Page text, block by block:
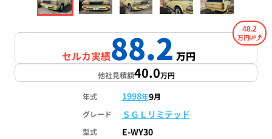
セルカ実績88.2万円
48.2
万円
他社見積額40.0万円
年式 1998年9月
グレード
ＳＧＬリミテッド
型式 E-WY30